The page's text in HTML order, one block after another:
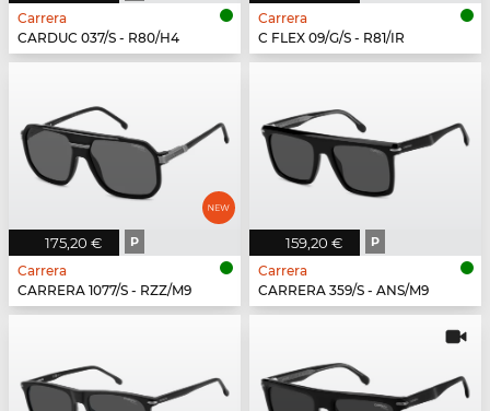
Carrera
CARDUC 037/S - R80/H4
Carrera
C FLEX 09/G/S - R81/IR
175,20 € P
Carrera
CARRERA 1077/S - RZZ/M9
159,20 € P
Carrera
CARRERA 359/S - ANS/M9